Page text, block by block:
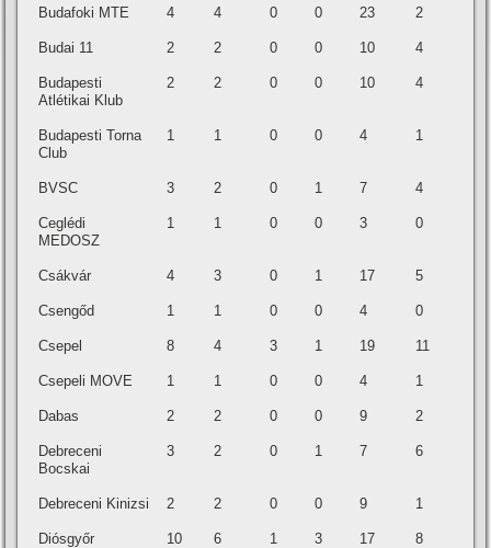
Budafoki MTE 4 4 0 0 23 2
Budai 11 2 2 0 0 10 4
Budapesti
Atlétikai Klub
2 2 0 0 10 4
Budapesti Torna
Club
1 1 0 0 4 1
BVSC 3 2 0 1 7 4
Ceglédi
MEDOSZ
1 1 0 0 3 0
Csákvár 4 3 0 1 17 5
Csengőd 1 1 0 0 4 0
Csepel 8 4 3 1 19 11
Csepeli MOVE 1 1 0 0 4 1
Dabas 2 2 0 0 9 2
Debreceni
Bocskai
3 2 0 1 7 6
Debreceni Kinizsi 2 2 0 0 9 1
Diósgyőr 10 6 1 3 17 8